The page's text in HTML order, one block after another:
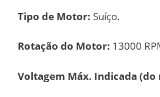
Tipo de Motor: Suíço.
Rotação do Motor: 13000
Voltagem Máx. Indicada